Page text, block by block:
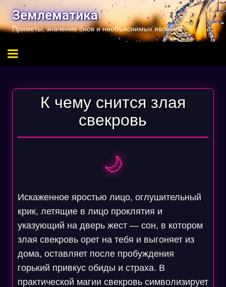
Перейти
содержимому
Землематика
Приметы, значение снов и необъяснимых явлений
К чему снится злая
свекровь
🌙
Искаженное яростью лицо, оглушительный
крик, летящие в лицо проклятия и
указующий на дверь жест — сон, в котором
злая свекровь орет на тебя и выгоняет из
дома, оставляет после пробуждения
горький привкус обиды и страха. В
практической магии свекровь символизирует